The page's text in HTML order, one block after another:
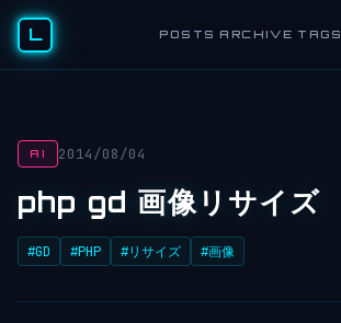
L POSTS ARCHIVE TAGS
AI 2014/08/04
php gd 画像リサイズ
#GD #PHP #リサイズ #画像